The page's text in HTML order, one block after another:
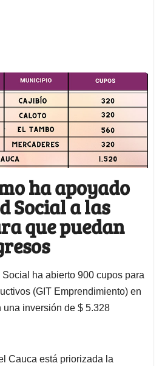
ha apoyado
Social a las
que puedan
ha abierto 900 cupos para
(GIT Emprendimiento) en
inversión de $ 5.328
Cauca está priorizada la